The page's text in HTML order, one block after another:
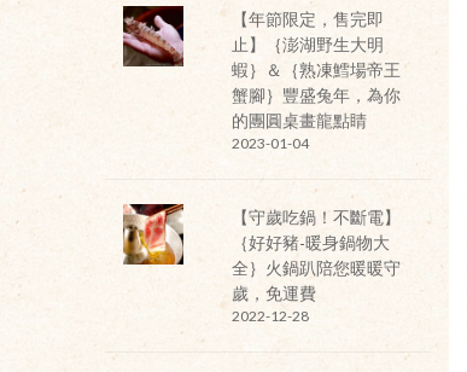
【年節限定，售完即
止】｛澎湖野生大明
蝦｝＆｛熟凍鱈場帝王
蟹腳｝豐盛兔年，為你
的團圓桌畫龍點睛
2023-01-04
【守歲吃鍋！不斷電】
｛好好豬-暖身鍋物大
全｝火鍋趴陪您暖暖守
歲，免運費
2022-12-28